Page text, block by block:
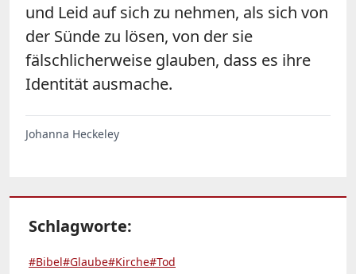
und Leid auf sich zu nehmen, als sich von
der Sünde zu lösen, von der sie
fälschlicherweise glauben, dass es ihre
Identität ausmache.
Johanna Heckeley
Schlagworte:
#Bibel#Glaube#Kirche#Tod